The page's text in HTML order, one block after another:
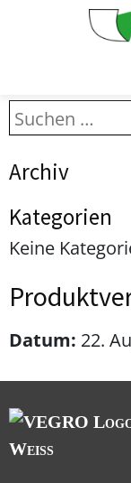
Archiv
Kategorien
Keine
Datum: 22.